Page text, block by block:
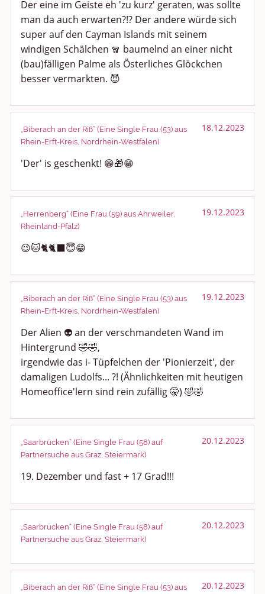
Der eine im Geiste eh 'zu kurz' geraten, was sollte
man da auch erwarten?!? Der andere würde sich
super auf den Cayman Islands mit seinem
windigen Schälchen 🧣 baumelnd an einer nicht
(bau)fälligen Palme als Österliches Glöckchen
besser vermarkten. 😈
„Biberach an der Riß“ (Eine Single Frau (53) aus
Rhein-Erft-Kreis, Nordrhein-Westfalen)
18.12.2023
'Der' is geschenkt! 😁🎁😁
„Herrenberg“ (Eine Frau (59) aus Ahrweiler,
Rheinland-Pfalz)
19.12.2023
😉🐱🐈🐈‍⬛😇😁
„Biberach an der Riß“ (Eine Single Frau (53) aus
Rhein-Erft-Kreis, Nordrhein-Westfalen)
19.12.2023
Der Alien 👽 an der verschmandeten Wand im
Hintergrund 🤣🤣,
irgendwie das i- Tüpfelchen der 'Pionierzeit', der
damaligen Ludolfs... ?! (Ähnlichkeiten mit heutigen
Homeoffice'lern sind rein zufällig 🤫) 🤣🤣
„Saarbrücken“ (Eine Single Frau (58) auf
Partnersuche aus Graz, Steiermark)
20.12.2023
19. Dezember und fast + 17 Grad!!!
„Saarbrücken“ (Eine Single Frau (58) auf
Partnersuche aus Graz, Steiermark)
20.12.2023
„Biberach an der Riß“ (Eine Single Frau (53) aus
20.12.2023